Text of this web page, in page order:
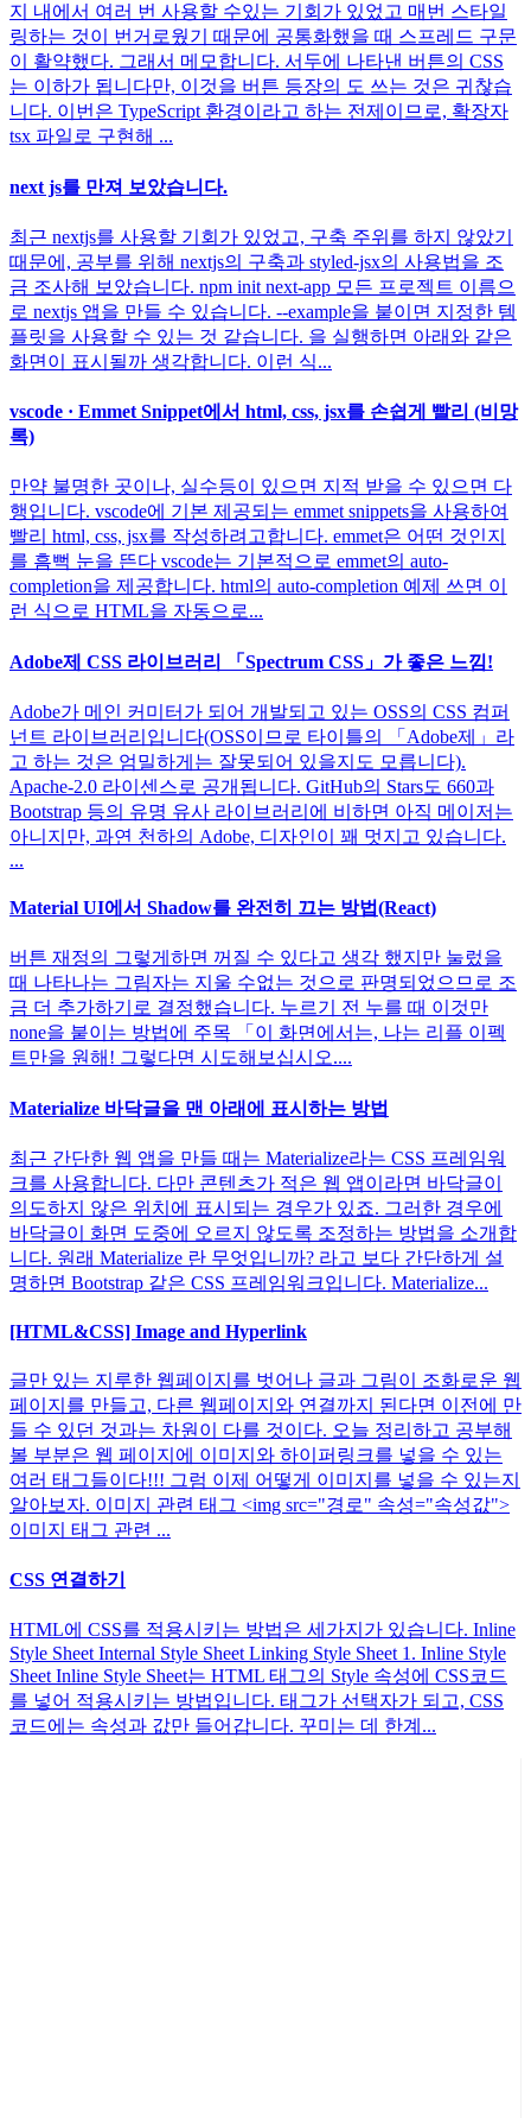
지 내에서 여러 번 사용할 수있는 기회가 있었고 매번 스타일
링하는 것이 번거로웠기 때문에 공통화했을 때 스프레드 구문
이 활약했다. 그래서 메모합니다. 서두에 나타낸 버튼의 CSS
는 이하가 됩니다만, 이것을 버튼 등장의 도 쓰는 것은 귀찮습
니다. 이번은 TypeScript 환경이라고 하는 전제이므로, 확장자
tsx 파일로 구현해 ...
next js를 만져 보았습니다.
최근 nextjs를 사용할 기회가 있었고, 구축 주위를 하지 않았기
때문에, 공부를 위해 nextjs의 구축과 styled-jsx의 사용법을 조
금 조사해 보았습니다. npm init next-app 모든 프로젝트 이름으
로 nextjs 앱을 만들 수 있습니다. --example을 붙이면 지정한 템
플릿을 사용할 수 있는 것 같습니다. 을 실행하면 아래와 같은
화면이 표시될까 생각합니다. 이런 식...
vscode · Emmet Snippet에서 html, css, jsx를 손쉽게 빨리 (비망
록)
만약 불명한 곳이나, 실수등이 있으면 지적 받을 수 있으면 다
행입니다. vscode에 기본 제공되는 emmet snippets을 사용하여
빨리 html, css, jsx를 작성하려고합니다. emmet은 어떤 것인지
를 흠뻑 눈을 뜬다 vscode는 기본적으로 emmet의 auto-
completion을 제공합니다. html의 auto-completion 예제 쓰면 이
런 식으로 HTML을 자동으로...
Adobe제 CSS 라이브러리 「Spectrum CSS」가 좋은 느낌!
Adobe가 메인 커미터가 되어 개발되고 있는 OSS의 CSS 컴퍼
넌트 라이브러리입니다(OSS이므로 타이틀의 「Adobe제」라
고 하는 것은 엄밀하게는 잘못되어 있을지도 모릅니다).
Apache-2.0 라이센스로 공개됩니다. GitHub의 Stars도 660과
Bootstrap 등의 유명 유사 라이브러리에 비하면 아직 메이저는
아니지만, 과연 천하의 Adobe, 디자인이 꽤 멋지고 있습니다.
...
Material UI에서 Shadow를 완전히 끄는 방법(React)
버튼 재정의 그렇게하면 꺼질 수 있다고 생각 했지만 눌렀을
때 나타나는 그림자는 지울 수없는 것으로 판명되었으므로 조
금 더 추가하기로 결정했습니다. 누르기 전 누를 때 이것만
none을 붙이는 방법에 주목 「이 화면에서는, 나는 리플 이펙
트만을 원해! 그렇다면 시도해보십시오....
Materialize 바닥글을 맨 아래에 표시하는 방법
최근 간단한 웹 앱을 만들 때는 Materialize라는 CSS 프레임워
크를 사용합니다. 다만 콘텐츠가 적은 웹 앱이라면 바닥글이
의도하지 않은 위치에 표시되는 경우가 있죠. 그러한 경우에
바닥글이 화면 도중에 오르지 않도록 조정하는 방법을 소개합
니다. 원래 Materialize 란 무엇입니까? 라고 보다 간단하게 설
명하면 Bootstrap 같은 CSS 프레임워크입니다. Materialize...
[HTML&CSS] Image and Hyperlink
글만 있는 지루한 웹페이지를 벗어나 글과 그림이 조화로운 웹
페이지를 만들고, 다른 웹페이지와 연결까지 된다면 이전에 만
들 수 있던 것과는 차원이 다를 것이다. 오늘 정리하고 공부해
볼 부분은 웹 페이지에 이미지와 하이퍼링크를 넣을 수 있는
여러 태그들이다!!! 그럼 이제 어떻게 이미지를 넣을 수 있는지
알아보자. 이미지 관련 태그 <img src="경로" 속성="속성값">
이미지 태그 관련 ...
CSS 연결하기
HTML에 CSS를 적용시키는 방법은 세가지가 있습니다. Inline
Style Sheet Internal Style Sheet Linking Style Sheet 1. Inline Style
Sheet Inline Style Sheet는 HTML 태그의 Style 속성에 CSS코드
를 넣어 적용시키는 방법입니다. 태그가 선택자가 되고, CSS
코드에는 속성과 값만 들어갑니다. 꾸미는 데 한계...